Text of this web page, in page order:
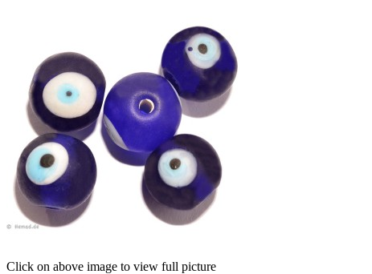
Click on above image to view full picture